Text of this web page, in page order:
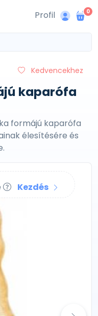
Profil 0
Kedvencekhez
kaparófa
formájú kaparófa
élesítésére és
Kezdés